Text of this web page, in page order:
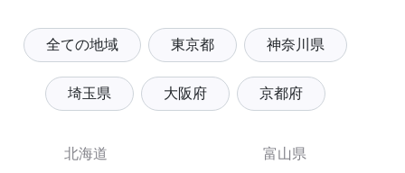
全ての地域 東京都 神奈川県
埼玉県 大阪府 京都府
北海道
富山県